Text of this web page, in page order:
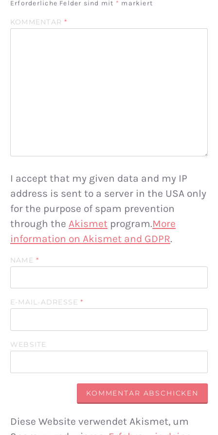
Erforderliche Felder sind mit * markiert
KOMMENTAR*
I accept that my given data and my IP
address is sent to a server in the USA only
for the purpose of spam prevention
through the Akismet program.More
information on Akismet and GDPR.
NAME*
E-MAIL-ADRESSE*
WEBSITE
Diese Website verwendet Akismet, um